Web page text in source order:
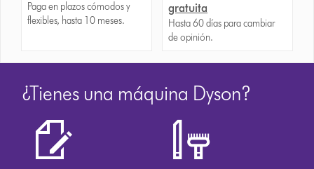
Paga en plazos cómodos y
flexibles, hasta 10 meses.
gratuita
Hasta 60 días para cambiar
de opinión.
¿Tienes una máquina Dyson?